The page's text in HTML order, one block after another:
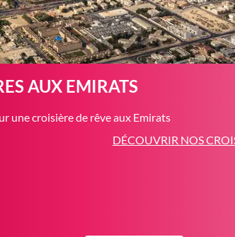
AUX EMIRATS
une croisière de rêve aux Emirats
DÉCOUVRIR NOS